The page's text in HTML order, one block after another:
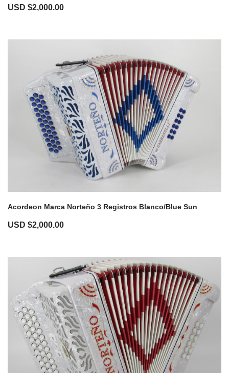
USD $2,000.00
Acordeon Marca Norteño 3 Registros Blanco/Blue Sun
USD $2,000.00